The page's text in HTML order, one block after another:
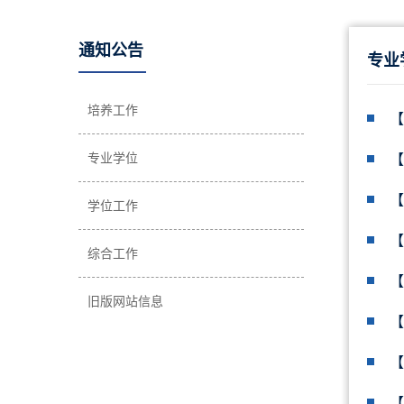
通知公告
培养工作
专业学位
学位工作
综合工作
旧版网站信息
专